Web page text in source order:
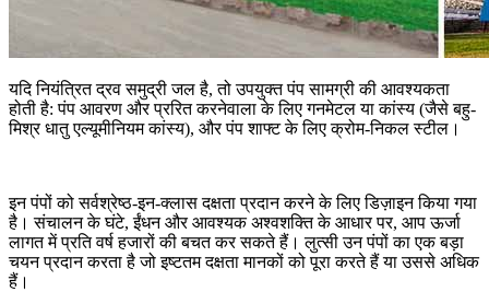
यदि नियंत्रित द्रव समुद्री जल है, तो उपयुक्त पंप सामग्री की आवश्यकता
होती है: पंप आवरण और प्ररित करनेवाला के लिए गनमेटल या कांस्य (जैसे बहु-
मिश्र धातु एल्यूमीनियम कांस्य), और पंप शाफ्ट के लिए क्रोम-निकल स्टील।
इन पंपों को सर्वश्रेष्ठ-इन-क्लास दक्षता प्रदान करने के लिए डिज़ाइन किया गया
है। संचालन के घंटे, ईंधन और आवश्यक अश्वशक्ति के आधार पर, आप ऊर्जा
लागत में प्रति वर्ष हजारों की बचत कर सकते हैं। लुत्सी उन पंपों का एक बड़ा
चयन प्रदान करता है जो इष्टतम दक्षता मानकों को पूरा करते हैं या उससे अधिक
हैं।